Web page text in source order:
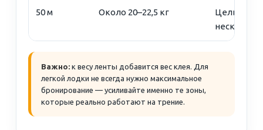
50 м Около 20–22,5 кг
Цельный
Важно: к весу ленты добавится вес клея. Для
легкой лодки не всегда нужно максимальное
бронирование — усиливайте именно те зоны,
которые реально работают на трение.